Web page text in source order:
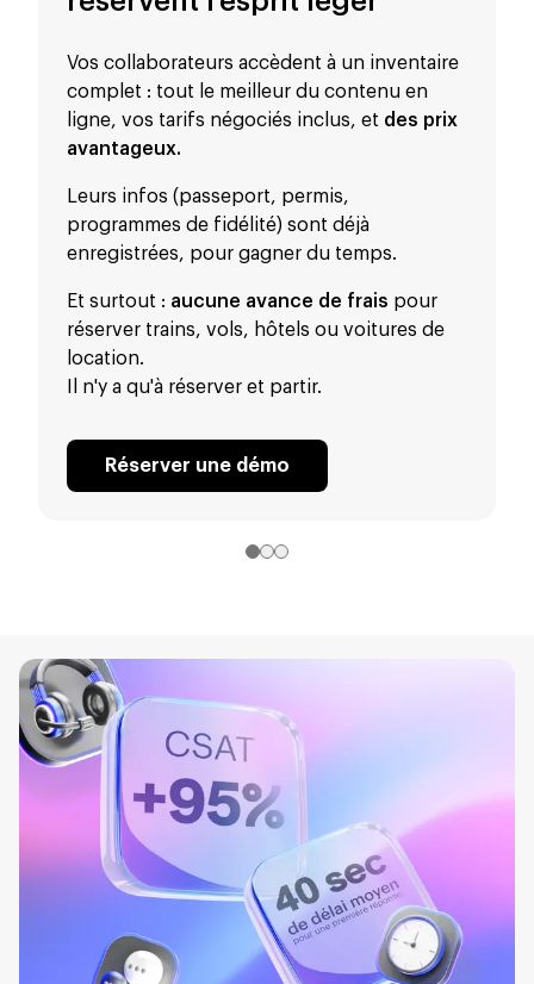
Vos collaborateurs accèdent à un inventaire
complet : tout le meilleur du contenu en
ligne, vos tarifs négociés inclus, et des prix
avantageux.
Leurs infos (passeport, permis,
programmes de fidélité) sont déjà
enregistrées, pour gagner du temps.
Et surtout : aucune avance de frais pour
réserver trains, vols, hôtels ou voitures de
location.
Il n'y a qu'à réserver et partir.
Réserver une démo